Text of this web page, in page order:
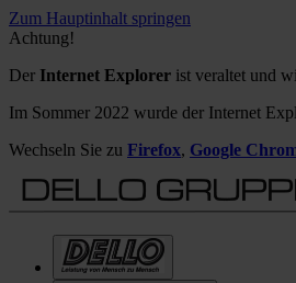
Zum Hauptinhalt springen
Achtung!
Der Internet Explorer ist veraltet und
Im Sommer 2022 wurde der Internet
Wechseln Sie zu Firefox, Google